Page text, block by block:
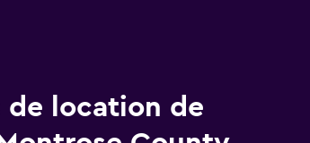
de location de